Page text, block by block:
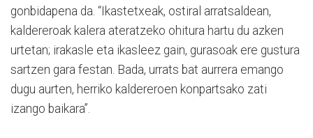
gonbidapena da. “Ikastetxeak, ostiral arratsaldean,
kaldereroak kalera ateratzeko ohitura hartu du azken
urtetan; irakasle eta ikasleez gain, gurasoak ere gustura
sartzen gara festan. Bada, urrats bat aurrera emango
dugu aurten, herriko kaldereroen konpartsako zati
izango baikara”.